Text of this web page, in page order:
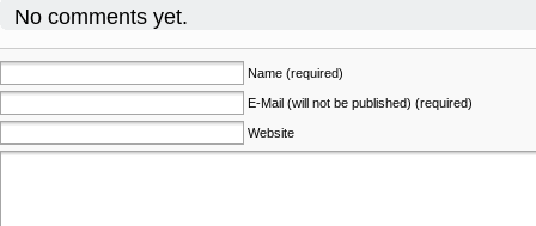
No comments yet.
Name (required)
E-Mail (will not be published) (required)
Website